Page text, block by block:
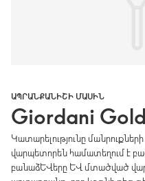
ԱՊՐԱՆՔԱՆԻՇԻ ՄԱՍԻՆ
Giordani Gold
Կատարելությունը
վարպետորեն համատեղում է
բանաձևերը և մտածված